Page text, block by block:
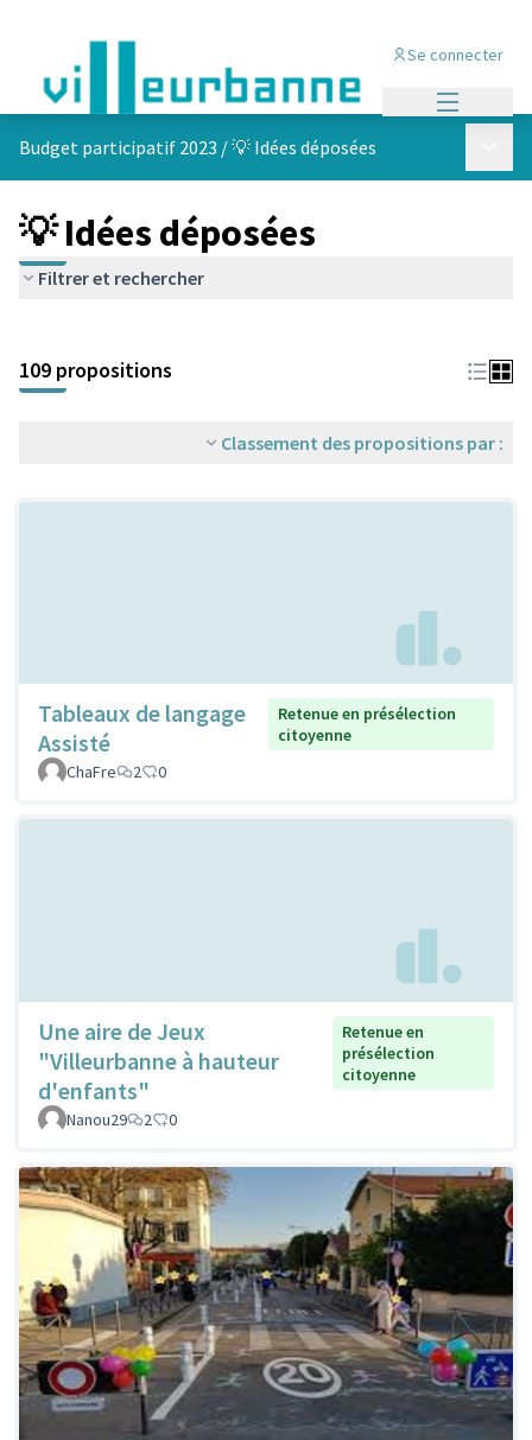
Se connecter
Budget participatif 2023 /💡 Idées déposées
💡 Idées déposées
Filtrer et rechercher
+
−
109 propositions
Classement des propositions par :
Tableaux de langage
Assisté
Retenue en présélection
citoyenne
ChaFre
2 0
Une aire de Jeux
"Villeurbanne à hauteur
d'enfants"
Retenue en
présélection
citoyenne
Nanou29 2 0